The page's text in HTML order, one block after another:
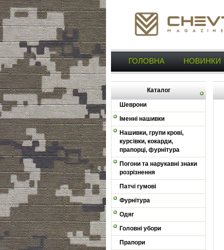
ГОЛОВНА НОВИНКИ
Каталог
Шеврони
Іменні нашивки
Нашивки, групи крові,
курсівки, кокарди,
прапорці, фурнітура
Погони та нарукавні знаки
розрізнення
Патчі гумові
Фурнітура
Одяг
Головні убори
Прапори